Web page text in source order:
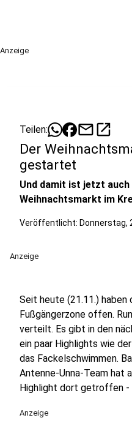
Anzeige
Teilen: mailopen_in_new
Der
gestartet
Und damit ist jetzt
Weihnachtsmarkt im
Veröffentlicht: Donnerstag,
Anzeige
Seit heute (21.11.) haben
Fußgängerzone offen.
verteilt. Es gibt in den
ein paar Highlights wie
das Fackelschwimmen.
Antenne-Unna-Team hat
Highlight dort getroffen -
Anzeige